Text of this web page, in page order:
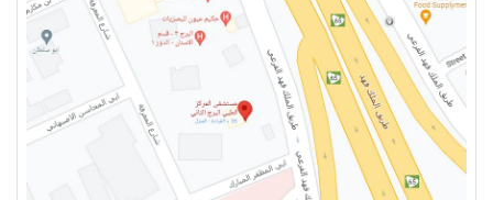
ضعف نظر في العين اليسرى